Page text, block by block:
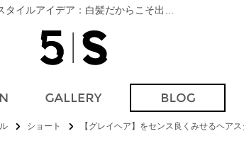
ショート
【グレイヘア】をセンス良くみせるヘア